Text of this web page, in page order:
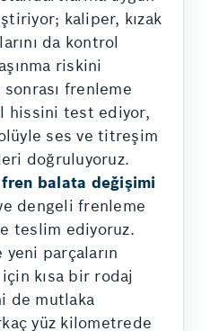
kaliper, kızak
da kontrol
riskini
sonrası frenleme
hissini test ediyor,
ses ve titreşim
doğruluyoruz.
fren balata değişimi
dengeli frenleme
teslim ediyoruz.
parçaların
için kısa bir rodaj
de mutlaka
yüz kilometrede